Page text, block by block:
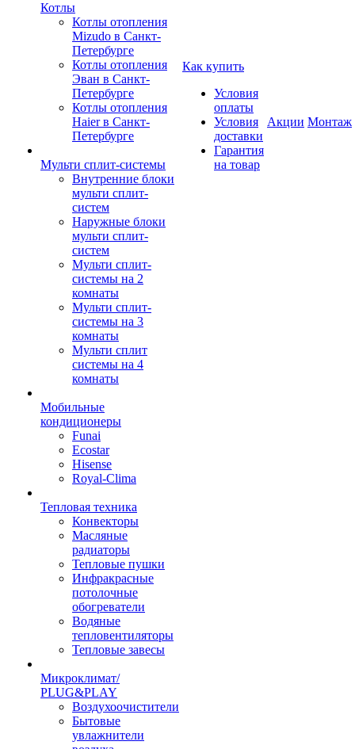
Котлы
Котлы отопления
Mizudo в Санкт-
Петербурге
Котлы отопления
Эван в Санкт-
Петербурге
Котлы отопления
Haier в Санкт-
Петербурге
Мульти сплит-системы
Внутренние блоки
мульти сплит-
систем
Наружные блоки
мульти сплит-
систем
Мульти сплит-
системы на 2
комнаты
Мульти сплит-
системы на 3
комнаты
Мульти сплит
системы на 4
комнаты
Мобильные
кондиционеры
Funai
Ecostar
Hisense
Royal-Clima
Тепловая техника
Конвекторы
Масляные
радиаторы
Тепловые пушки
Инфракрасные
потолочные
обогреватели
Водяные
тепловентиляторы
Тепловые завесы
Микроклимат/
PLUG&PLAY
Воздухоочистители
Бытовые
увлажнители
Как купить
Условия
оплаты
Условия
доставки
Гарантия
на товар
Акции Монтаж